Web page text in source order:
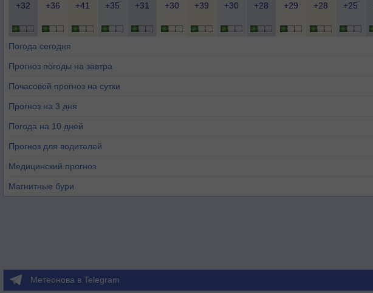
+32 +36 +41 +35 +31 +30 +39 +30 +28 +29 +28 +25
Погода сегодня
Прогноз погоды на завтра
Почасовой прогноз на сутки
Прогноз на 3 дня
Погода на 10 дней
Прогноз для водителей
Медицинский прогноз
Магнитные бури
Метеонова в Telegram